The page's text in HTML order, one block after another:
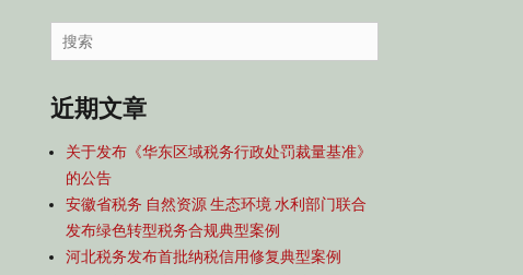
导
航
Search
for:
近期文章
关于发布《华东区域税务行政处罚裁量基准》
的公告
安徽省税务 自然资源 生态环境 水利部门联合
发布绿色转型税务合规典型案例
河北税务发布首批纳税信用修复典型案例